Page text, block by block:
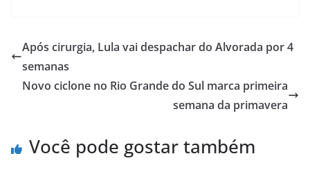
Após cirurgia, Lula vai despachar do Alvorada por 4
semanas
Novo ciclone no Rio Grande do Sul marca primeira
semana da primavera
Você pode gostar também